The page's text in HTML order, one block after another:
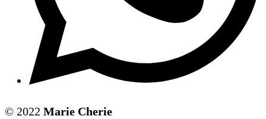
© 2022 Marie Cherie